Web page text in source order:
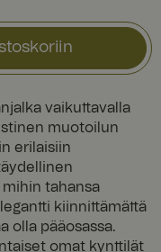
vaikuttavalla
muotoilun
erilaisiin
tahansa
kiinnittämättä
olla pääosassa.
omat kynttilät